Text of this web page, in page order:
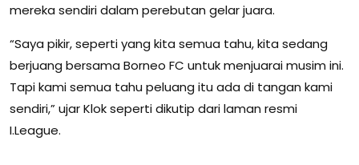
mereka sendiri dalam perebutan gelar juara.
“Saya pikir, seperti yang kita semua tahu, kita sedang
berjuang bersama Borneo FC untuk menjuarai musim ini.
Tapi kami semua tahu peluang itu ada di tangan kami
sendiri,” ujar Klok seperti dikutip dari laman resmi
I.League.